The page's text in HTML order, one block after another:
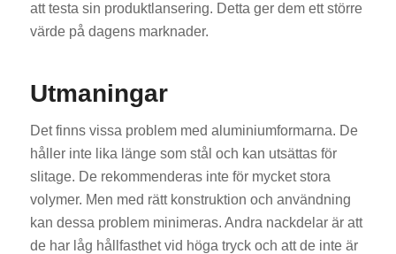
att testa sin produktlansering. Detta ger dem ett större
värde på dagens marknader.
Utmaningar
Det finns vissa problem med aluminiumformarna. De
håller inte lika länge som stål och kan utsättas för
slitage. De rekommenderas inte för mycket stora
volymer. Men med rätt konstruktion och användning
kan dessa problem minimeras. Andra nackdelar är att
de har låg hållfasthet vid höga tryck och att de inte är